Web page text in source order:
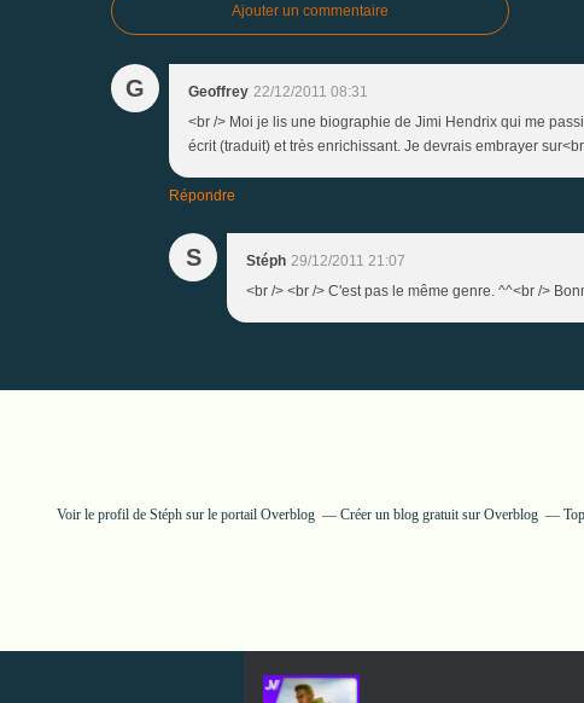
Ajouter un commentaire
G Geoffrey 22/12/2011 08:31
<br /> Moi je lis une biographie de Jimi Hendrix qui me
écrit (traduit) et très enrichissant. Je devrais embrayer
Répondre
S Stéph 29/12/2011 21:07
<br /> <br /> C'est pas le même genre. ^^<br />
Voir le profil de Stéph sur le portail Overblog Créer un blog gratuit sur Overblog